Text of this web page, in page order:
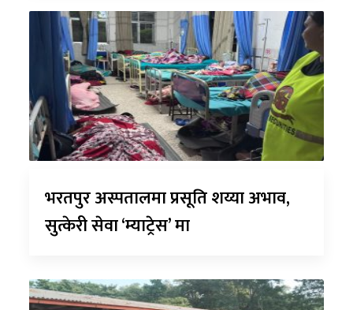
भरतपुर अस्पतालमा प्रसूति शय्या अभाव,
सुत्केरी सेवा ‘म्याट्रेस’ मा